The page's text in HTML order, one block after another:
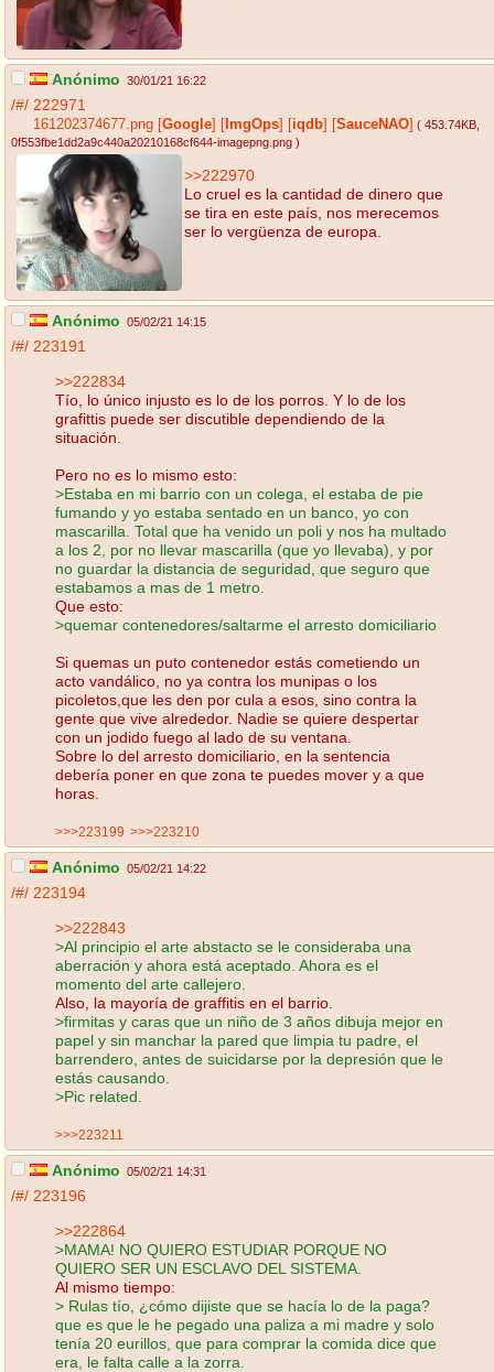
Anónimo 30/01/21 16:22
/#/ 222971
161202374677.png Google ImgOps iqdb SauceNAO ( 453.74KB
0f553fbe1dd2a9c440a20210168cf644-imagepng.png )
>>222970
Lo cruel es la cantidad de dinero que
se tira en este país, nos merecemos
ser lo vergüenza de europa.
Anónimo 05/02/21 14:15
/#/ 223191
>>222834
Tío, lo único injusto es lo de los porros. Y lo de los
grafittis puede ser discutible dependiendo de la
situación.
Pero no es lo mismo esto:
>Estaba en mi barrio con un colega, el estaba de pie
fumando y yo estaba sentado en un banco, yo con
mascarilla. Total que ha venido un poli y nos ha multado
a los 2, por no llevar mascarilla (que yo llevaba), y por
no guardar la distancia de seguridad, que seguro que
estabamos a mas de 1 metro.
Que esto:
>quemar contenedores/saltarme el arresto domiciliario
Si quemas un puto contenedor estás cometiendo un
acto vandálico, no ya contra los munipas o los
picoletos,que les den por cula a esos, sino contra la
gente que vive alrededor. Nadie se quiere despertar
con un jodido fuego al lado de su ventana.
Sobre lo del arresto domiciliario, en la sentencia
debería poner en que zona te puedes mover y a que
horas.
>>>223199 >>>223210
Anónimo 05/02/21 14:22
/#/ 223194
>>222843
>Al principio el arte abstacto se le consideraba una
aberración y ahora está aceptado. Ahora es el
momento del arte callejero.
Also, la mayoría de graffitis en el barrio.
>firmitas y caras que un niño de 3 años dibuja mejor en
papel y sin manchar la pared que limpia tu padre, el
barrendero, antes de suicidarse por la depresión que le
estás causando.
>Pic related.
>>>223211
Anónimo 05/02/21 14:31
/#/ 223196
>>222864
>MAMA! NO QUIERO ESTUDIAR PORQUE NO
QUIERO SER UN ESCLAVO DEL SISTEMA.
Al mismo tiempo:
> Rulas tío, ¿cómo dijiste que se hacía lo de la paga?
que es que le he pegado una paliza a mi madre y solo
tenía 20 eurillos, que para comprar la comida dice que
era, le falta calle a la zorra.